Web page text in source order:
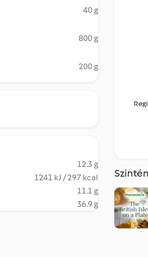
40 g
800 g
200 g
12.3 g
1241 kJ / 297 kcal
11.1 g
36.9 g